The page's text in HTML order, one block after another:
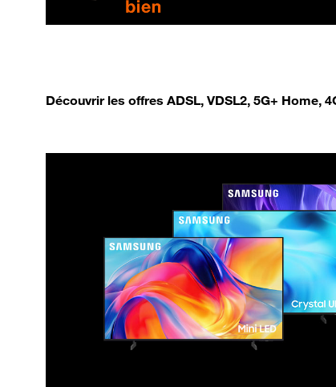
Découvrir les offres ADSL, VDSL2, 5G+ Home,